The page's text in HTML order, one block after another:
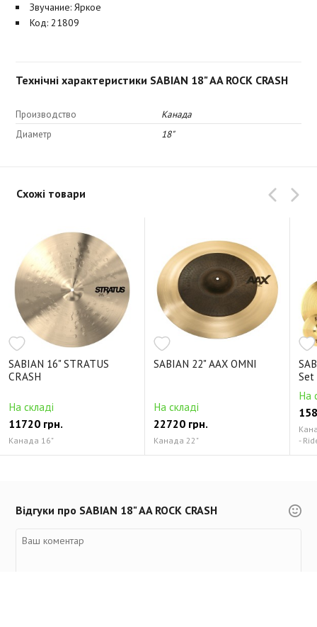
Звучание: Яркое
Код: 21809
Технічні характеристики SABIAN 18" AA ROCK CRASH
Производство
Канада
Диаметр
18"
Схожі товари
SABIAN 16" STRATUS
CRASH
На складі
11720 грн.
Канада 16"
SABIAN 22" AAX OMNI
На складі
22720 грн.
Канада 22"
Set
На
-
Відгуки про SABIAN 18" AA ROCK CRASH